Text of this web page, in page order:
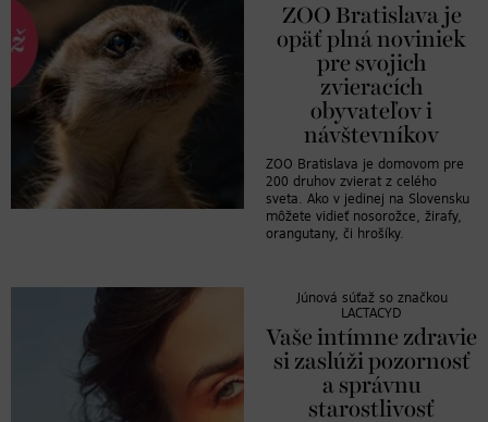
ZOO Bratislava je
opäť plná noviniek
pre svojich
zvieracích
obyvateľov i
návštevníkov
ZOO Bratislava je domovom pre
200 druhov zvierat z celého
sveta. Ako v jedinej na Slovensku
môžete vidieť nosorožce, žirafy,
orangutany, či hrošíky.
Júnová súťaž so značkou
LACTACYD
Vaše intímne zdravie
si zaslúži pozornosť
a správnu
starostlivosť